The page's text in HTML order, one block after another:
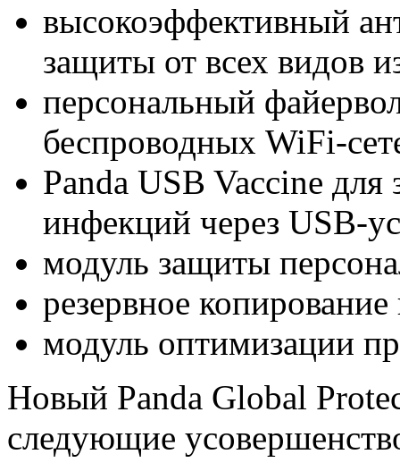
высокоэффективный
защиты от всех видов
персональный
беспроводных WiFi-
Panda USB Vaccine
инфекций через USB-
модуль защиты
резервное
модуль оптимизации
Новый Panda Global
следующие